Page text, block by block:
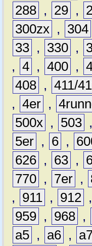
288 , 29 ,
300zx , 304
33 , 330 ,
, 4 , 400 ,
408 , 411/
, 4er ,
500x , 503 ,
5er , 6 ,
626 , 63 ,
770 , 7er ,
,
911 , 912 ,
959 , 968 ,
a5 , a6 ,